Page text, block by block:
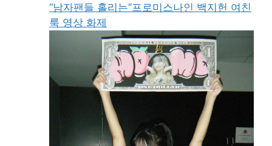
“남자팬들 홀리는”프로미스나인 백지헌 여친
룩 영상 화제